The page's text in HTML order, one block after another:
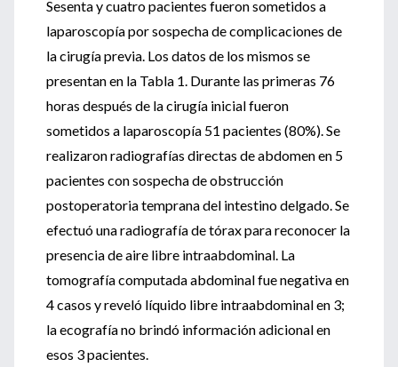
Sesenta y cuatro pacientes fueron sometidos a
laparoscopía por sospecha de complicaciones de
la cirugía previa. Los datos de los mismos se
presentan en la Tabla 1. Durante las primeras 76
horas después de la cirugía inicial fueron
sometidos a laparoscopía 51 pacientes (80%). Se
realizaron radiografías directas de abdomen en 5
pacientes con sospecha de obstrucción
postoperatoria temprana del intestino delgado. Se
efectuó una radiografía de tórax para reconocer la
presencia de aire libre intraabdominal. La
tomografía computada abdominal fue negativa en
4 casos y reveló líquido libre intraabdominal en 3;
la ecografía no brindó información adicional en
esos 3 pacientes.